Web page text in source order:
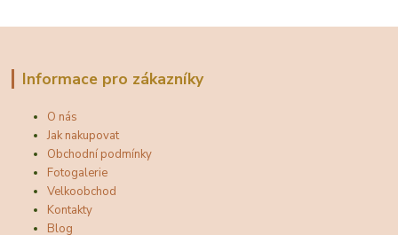
Informace pro zákazníky
O nás
Jak nakupovat
Obchodní podmínky
Fotogalerie
Velkoobchod
Kontakty
Blog